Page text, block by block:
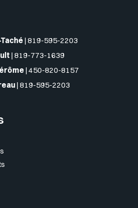
| 819-595-2203
| 819-773-1639
| 450-820-8157
| 819-595-2203